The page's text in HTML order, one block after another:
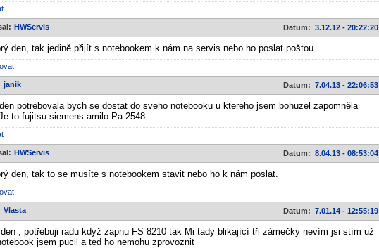
Datum: 3.12.12 - 20:22:20
HWServis
den, tak jedině přijít s notebookem k nám na servis nebo ho poslat poštou.
Datum: 7.04.13 - 22:06:53
janik
potrebovala bych se dostat do sveho notebooku u ktereho jsem bohuzel zapomněla
to fujitsu siemens amilo Pa 2548
Datum: 8.04.13 - 08:53:04
HWServis
den, tak to se musíte s notebookem stavit nebo ho k nám poslat.
Datum: 7.01.14 - 12:55:19
Vlasta
den , potřebuji radu když zapnu FS 8210 tak Mi tady blikající tři zámečky nevím jsi stím už
jsem pucil a ted ho nemohu zprovoznit